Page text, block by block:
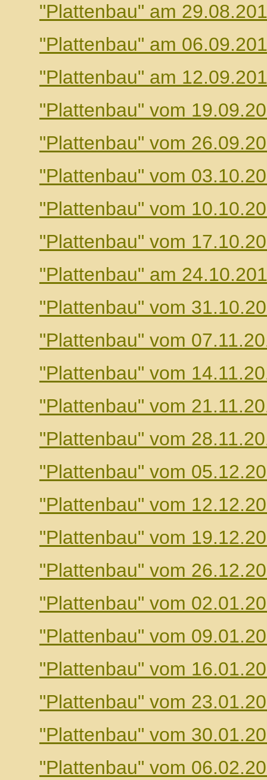
"Plattenbau" am
"Plattenbau" am
"Plattenbau" am
"Plattenbau" vom
"Plattenbau" vom
"Plattenbau" vom
"Plattenbau" vom
"Plattenbau" vom
"Plattenbau" am
"Plattenbau" vom
"Plattenbau" vom
"Plattenbau" vom
"Plattenbau" vom
"Plattenbau" vom
"Plattenbau" vom
"Plattenbau" vom
"Plattenbau" vom
"Plattenbau" vom
"Plattenbau" vom
"Plattenbau" vom
"Plattenbau" vom
"Plattenbau" vom
"Plattenbau" vom
"Plattenbau" vom